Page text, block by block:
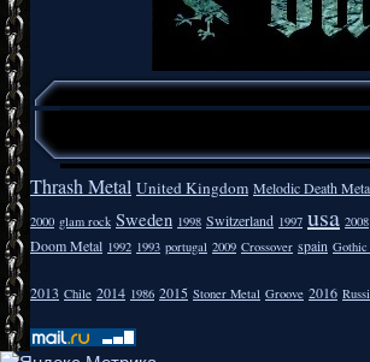
Thrash Metal United Kingdom Melodic Death
2000 glam rock Sweden 1998 Switzerland 1997 usa 2008
Doom Metal 1992 1993 portugal 2009 Crossover spain
2013 Chile 2014 1986 2015 Stoner Metal Groove 2016